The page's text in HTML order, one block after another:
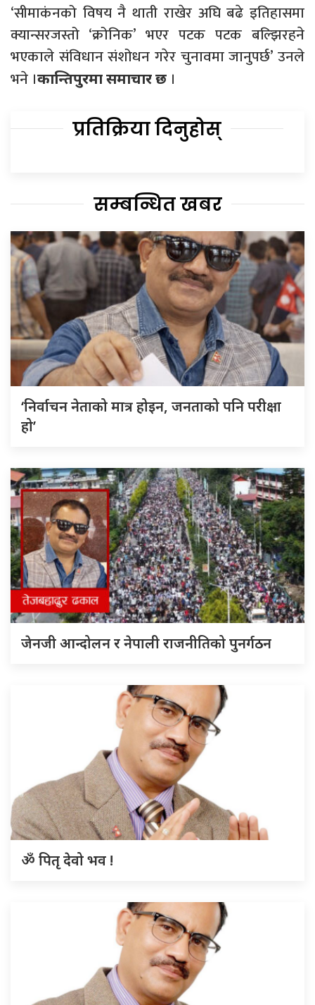
‘सीमाकंनको विषय नै थाती राखेर अघि बढे इतिहासमा
क्यान्सरजस्तो ‘क्रोनिक’ भएर पटक पटक बल्झिरहने
भएकाले संविधान संशोधन गरेर चुनावमा जानुपर्छ’ उनले
भने ।कान्तिपुरमा समाचार छ ।
प्रतिक्रिया दिनुहोस्
सम्बन्धित खबर
‘निर्वाचन नेताको मात्र होइन, जनताको पनि परीक्षा
हो’
जेनजी आन्दोलन र नेपाली राजनीतिको पुनर्गठन
ॐ पितृ देवो भव !